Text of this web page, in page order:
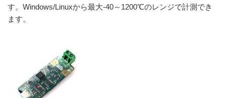
す。Windows/Linuxから最大-40～1200℃のレンジで計測でき
ます。